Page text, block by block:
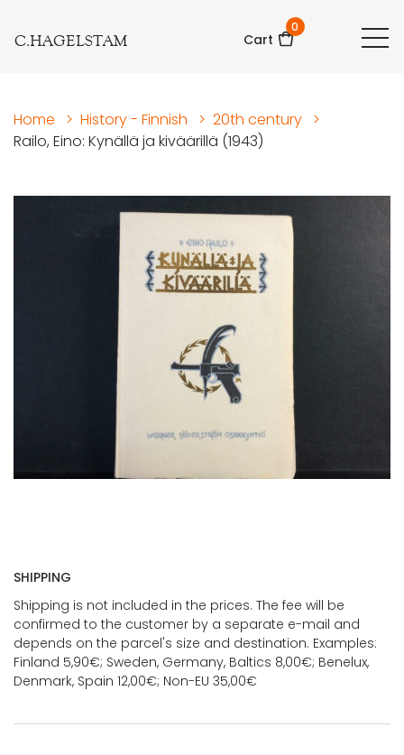
C.HAGELSTAM Cart
0
Home > History - Finnish > 20th century >
Railo, Eino: Kynällä ja kiväärillä (1943)
SHIPPING
Shipping is not included in the prices. The fee will be
confirmed to the customer by a separate e-mail and
depends on the parcel's size and destination. Examples:
Finland 5,90€; Sweden, Germany, Baltics 8,00€; Benelux,
Denmark, Spain 12,00€; Non-EU 35,00€